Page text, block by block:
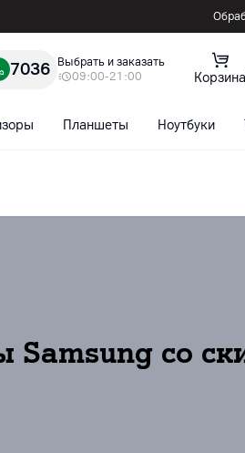
7036
Выбрать и заказать
09:00-21:00
Корзина
Планшеты Ноутбуки
со